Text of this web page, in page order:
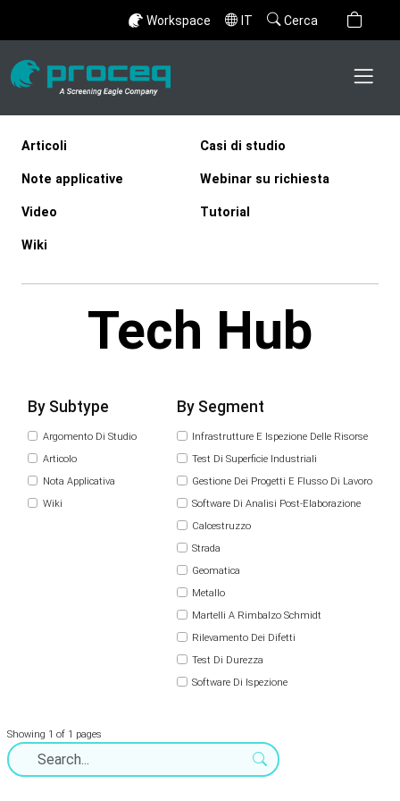
Workspace IT Cerca
Articoli Casi di studio
Note applicative Webinar su richiesta
Video Tutorial
Wiki
Tech Hub
By Subtype
Argomento Di Studio
Articolo
Nota Applicativa
Wiki
By Segment
Infrastrutture E Ispezione Delle Risorse
Test Di Superficie Industriali
Gestione Dei Progetti E Flusso Di Lavoro
Software Di Analisi Post-Elaborazione
Calcestruzzo
Strada
Geomatica
Metallo
Martelli A Rimbalzo Schmidt
Rilevamento Dei Difetti
Test Di Durezza
Software Di Ispezione
Showing 1 of 1 pages